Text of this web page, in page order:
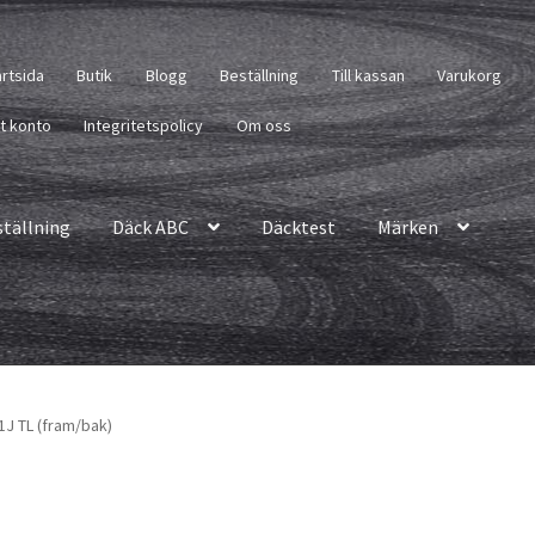
Butik Blogg Beställning Till kassan Varukorg
konto Integritetspolicy Om oss
Däck ABC Däcktest Märken
TL (fram/bak)